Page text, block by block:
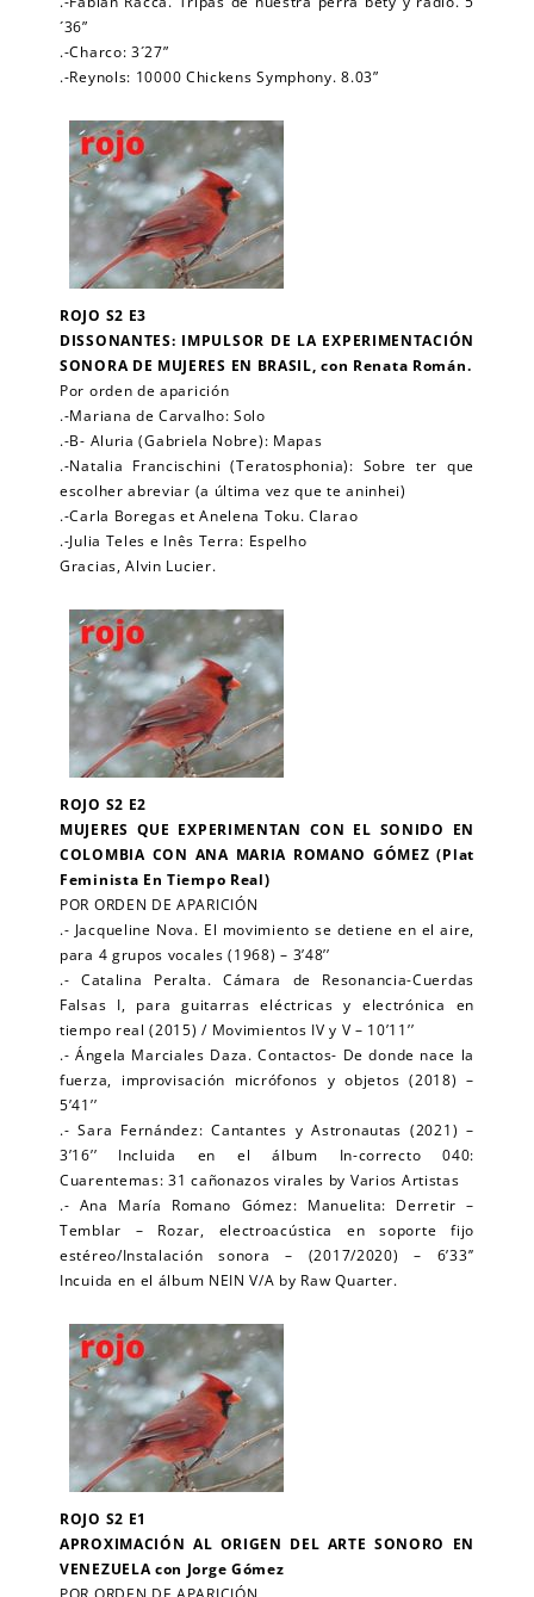
´36”
.-Charco: 3´27”
.-Reynols: 10000 Chickens Symphony. 8.03”
ROJO S2 E3
DISSONANTES: IMPULSOR DE LA EXPERIMENTACIÓN
SONORA DE MUJERES EN BRASIL, con Renata Román.
Por orden de aparición
.-Mariana de Carvalho: Solo
.-B- Aluria (Gabriela Nobre): Mapas
.-Natalia Francischini (Teratosphonia): Sobre ter que
escolher abreviar (a última vez que te aninhei)
.-Carla Boregas et Anelena Toku. Clarao
.-Julia Teles e Inês Terra: Espelho
Gracias, Alvin Lucier.
ROJO S2 E2
MUJERES QUE EXPERIMENTAN CON EL SONIDO EN
COLOMBIA CON ANA MARIA ROMANO GÓMEZ (Plat
Feminista En Tiempo Real)
POR ORDEN DE APARICIÓN
.- Jacqueline Nova. El movimiento se detiene en el aire,
para 4 grupos vocales (1968) – 3’48’’
.- Catalina Peralta. Cámara de Resonancia-Cuerdas
Falsas I, para guitarras eléctricas y electrónica en
tiempo real (2015) / Movimientos IV y V – 10’11’’
.- Ángela Marciales Daza. Contactos- De donde nace la
fuerza, improvisación micrófonos y objetos (2018) –
5’41’’
.- Sara Fernández: Cantantes y Astronautas (2021) –
3’16’’ Incluida en el álbum In-correcto 040:
Cuarentemas: 31 cañonazos virales by Varios Artistas
.- Ana María Romano Gómez: Manuelita: Derretir –
Temblar – Rozar, electroacústica en soporte fijo
estéreo/Instalación sonora – (2017/2020) – 6’33’’
Incuida en el álbum NEIN V/A by Raw Quarter.
ROJO S2 E1
APROXIMACIÓN AL ORIGEN DEL ARTE SONORO EN
VENEZUELA con Jorge Gómez